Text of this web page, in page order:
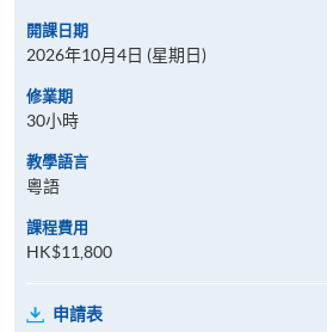
開課日期
2026年10月4日 (星期日)
修業期
30小時
教學語言
粵語
課程費用
HK$11,800
申請表